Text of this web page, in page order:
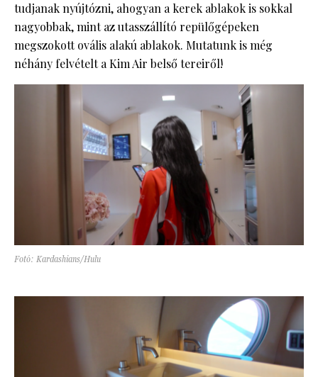
tudjanak nyújtózni, ahogyan a kerek ablakok is sokkal
nagyobbak, mint az utasszállító repülőgépeken
megszokott ovális alakú ablakok. Mutatunk is még
néhány felvételt a Kim Air belső tereiről!
Fotó: Kardashians/Hulu